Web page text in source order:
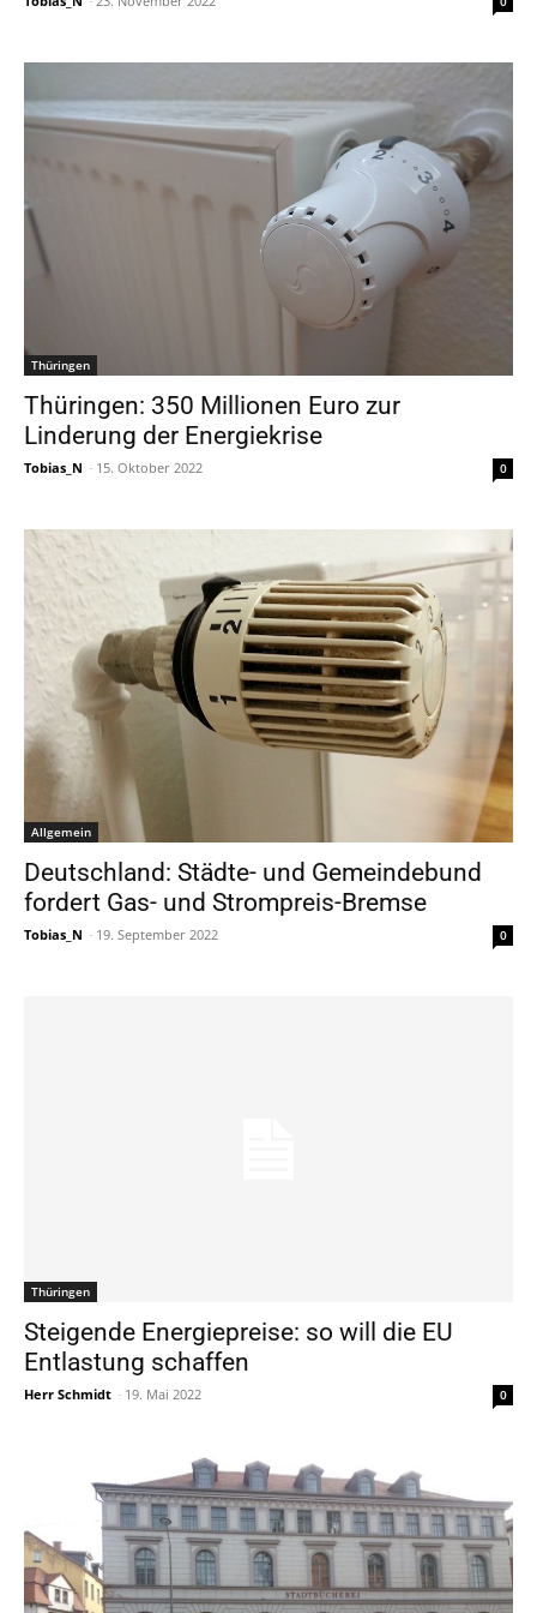
Thüringen
Thüringen: 350 Millionen Euro zur
Linderung der Energiekrise
Tobias_N - 15. Oktober 2022 0
Allgemein
Deutschland: Städte- und Gemeindebund
fordert Gas- und Strompreis-Bremse
Tobias_N - 19. September 2022 0
Thüringen
Steigende Energiepreise: so will die EU
Entlastung schaffen
Herr Schmidt - 19. Mai 2022 0